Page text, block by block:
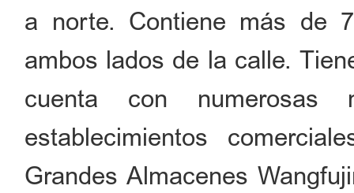
a norte. Contiene más de
ambos lados de la calle.
cuenta con numerosas
establecimientos
Grandes Almacenes